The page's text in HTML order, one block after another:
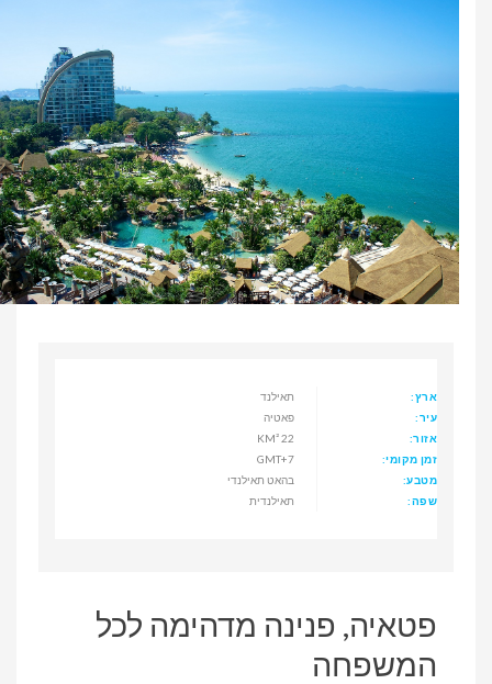
ארץ:
תאילנד
עיר:
פאטיה
אזור:
22 KM²
זמן מקומי:
GMT+7
מטבע:
בהאט תאילנדי
שפה:
תאילנדית
פטאיה, פנינה מדהימה לכל
המשפחה